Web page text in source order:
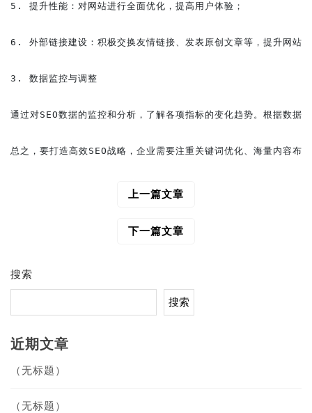
5. 提升性能：对网站进行全面优化，提高用户体验；
6. 外部链接建设：积极交换友情链接、发表原创文章等，提升网站
3. 数据监控与调整
通过对SEO数据的监控和分析，了解各项指标的变化趋势。根据数据
上一篇文章
下一篇文章
搜索
搜索
近期文章
（无标题）
（无标题）